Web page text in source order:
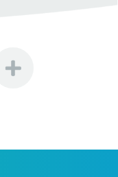
50 יחידות